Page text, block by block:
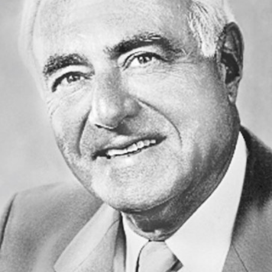
СТРУКТУРА
Президія НАН України
Апарат Президії
Секція фізико-технічних і математичних
Секція хімічних і біологічних наук
Секція суспільних і гуманітарних наук
Установи при Президії
Ради, комітети та комісії
Наукові центри МОН та НАН України
Громадські організації